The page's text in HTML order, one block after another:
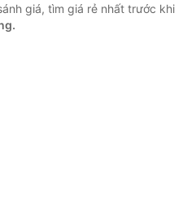
giá, tìm giá rẻ nhất trước khi